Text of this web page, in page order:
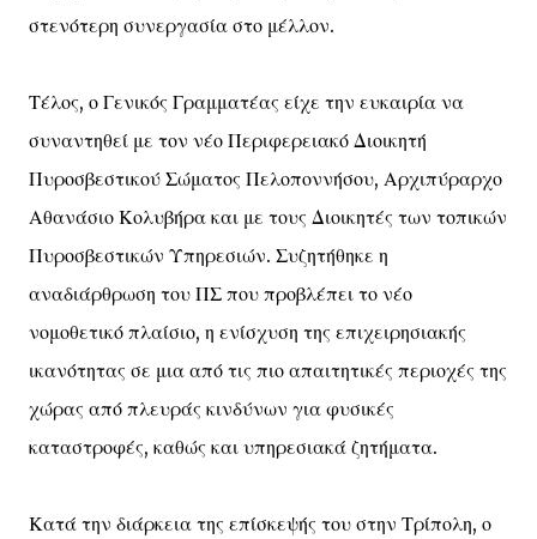
στενότερη συνεργασία στο μέλλον.
Τέλος, ο Γενικός Γραμματέας είχε την ευκαιρία να
συναντηθεί με τον νέο Περιφερειακό Διοικητή
Πυροσβεστικού Σώματος Πελοποννήσου, Αρχιπύραρχο
Αθανάσιο Κολυβήρα και με τους Διοικητές των τοπικών
Πυροσβεστικών Υπηρεσιών. Συζητήθηκε η
αναδιάρθρωση του ΠΣ που προβλέπει το νέο
νομοθετικό πλαίσιο, η ενίσχυση της επιχειρησιακής
ικανότητας σε μια από τις πιο απαιτητικές περιοχές της
χώρας από πλευράς κινδύνων για φυσικές
καταστροφές, καθώς και υπηρεσιακά ζητήματα.
Κατά την διάρκεια της επίσκεψής του στην Τρίπολη, ο